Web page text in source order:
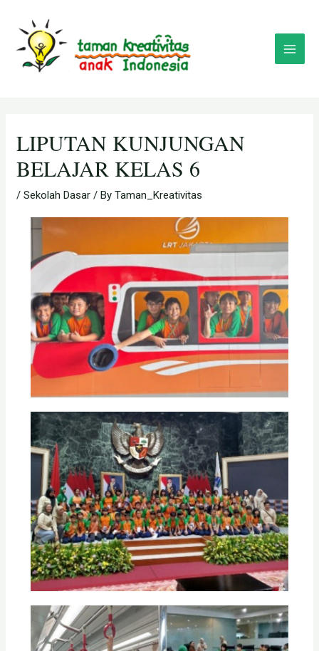
content
Menu
LIPUTAN KUNJUNGAN
BELAJAR KELAS 6
/Sekolah Dasar / ByTaman_Kreativitas
navigation